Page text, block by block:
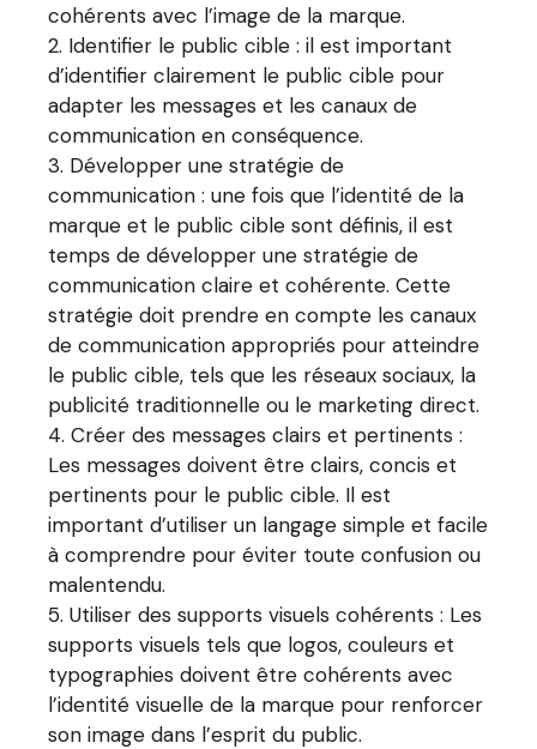
cohérents avec l’image de la marque.
Identifier le public cible : il est important
d’identifier clairement le public cible pour
adapter les messages et les canaux de
communication en conséquence.
Développer une stratégie de
communication : une fois que l’identité de la
marque et le public cible sont définis, il est
temps de développer une stratégie de
communication claire et cohérente. Cette
stratégie doit prendre en compte les canaux
de communication appropriés pour atteindre
le public cible, tels que les réseaux sociaux, la
publicité traditionnelle ou le marketing direct.
Créer des messages clairs et pertinents :
Les messages doivent être clairs, concis et
pertinents pour le public cible. Il est
important d’utiliser un langage simple et facile
à comprendre pour éviter toute confusion ou
malentendu.
Utiliser des supports visuels cohérents : Les
supports visuels tels que logos, couleurs et
typographies doivent être cohérents avec
l’identité visuelle de la marque pour renforcer
son image dans l’esprit du public.